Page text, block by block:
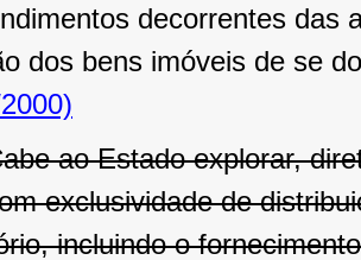
decorrentes das
dos bens imóveis de se
ao Estado explorar,
exclusividade de
incluindo o